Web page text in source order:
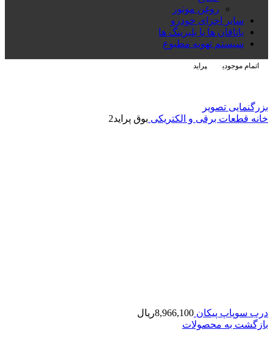
روغن موتور
سایر اجزای خودرو
یاتاقان ها یا بلبرینگ ها
سیستم تهویه مطبوع
اتمام موجودی پراید
بزرگنمایی تصویر
خانه قطعات برقی و الکتریکی بوق پراید2
درب سوپاپ پیکان 8,966,100ریال
بازگشت به محصولات